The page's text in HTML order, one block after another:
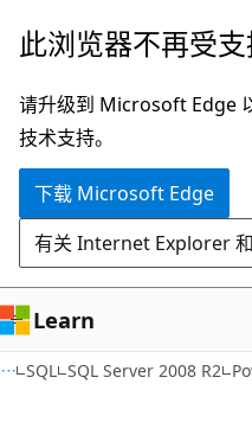
跳
主
要
内
此浏览器不再受支
请升级到 Microsoft Edge
技术支持。
下载 Microsoft Edge
有关 Internet Explorer
Learn
SQL SQL Server 2008 R2